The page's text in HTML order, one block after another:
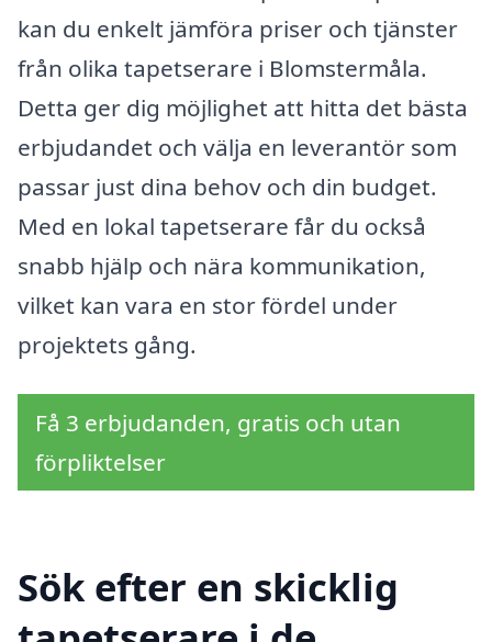
kan du enkelt jämföra priser och tjänster
från olika tapetserare i Blomstermåla.
Detta ger dig möjlighet att hitta det bästa
erbjudandet och välja en leverantör som
passar just dina behov och din budget.
Med en lokal tapetserare får du också
snabb hjälp och nära kommunikation,
vilket kan vara en stor fördel under
projektets gång.
Få 3 erbjudanden, gratis och utan
förpliktelser
Sök efter en skicklig